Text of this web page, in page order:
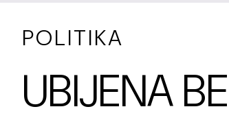
POLITIKA
UBIJENA